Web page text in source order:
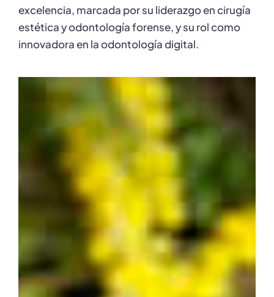
excelencia, marcada por su liderazgo en cirugía
estética y odontología forense, y su rol como
innovadora en la odontología digital.